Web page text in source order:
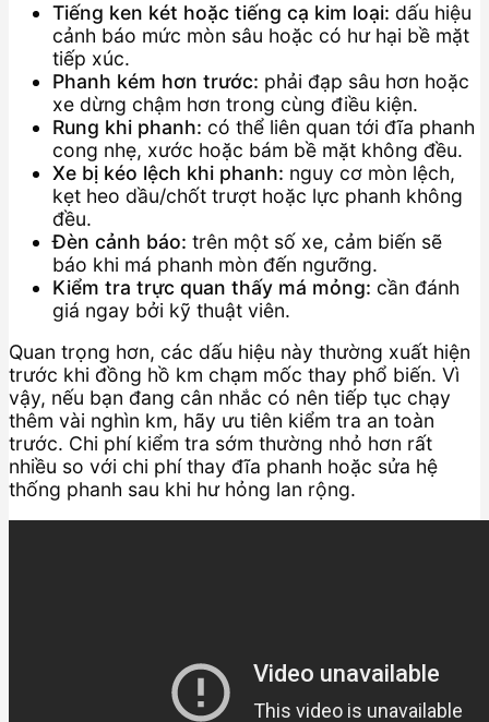
Tiếng ken két hoặc tiếng cạ kim loại: dấu hiệu
cảnh báo mức mòn sâu hoặc có hư hại bề mặt
tiếp xúc.
Phanh kém hơn trước: phải đạp sâu hơn hoặc
xe dừng chậm hơn trong cùng điều kiện.
Rung khi phanh: có thể liên quan tới đĩa phanh
cong nhẹ, xước hoặc bám bề mặt không đều.
Xe bị kéo lệch khi phanh: nguy cơ mòn lệch,
kẹt heo dầu/chốt trượt hoặc lực phanh không
đều.
Đèn cảnh báo: trên một số xe, cảm biến sẽ
báo khi má phanh mòn đến ngưỡng.
Kiểm tra trực quan thấy má mỏng: cần đánh
giá ngay bởi kỹ thuật viên.
Quan trọng hơn, các dấu hiệu này thường xuất hiện
trước khi đồng hồ km chạm mốc thay phổ biến. Vì
vậy, nếu bạn đang cân nhắc có nên tiếp tục chạy
thêm vài nghìn km, hãy ưu tiên kiểm tra an toàn
trước. Chi phí kiểm tra sớm thường nhỏ hơn rất
nhiều so với chi phí thay đĩa phanh hoặc sửa hệ
thống phanh sau khi hư hỏng lan rộng.